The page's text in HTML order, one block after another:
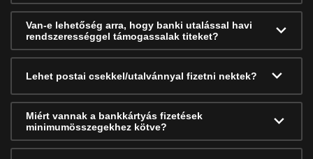
Van-e lehetőség arra, hogy banki utalással havi
rendszerességgel támogassalak titeket?
Lehet postai csekkel/utalvánnyal fizetni nektek?
Miért vannak a bankkártyás fizetések
minimumösszegekhez kötve?